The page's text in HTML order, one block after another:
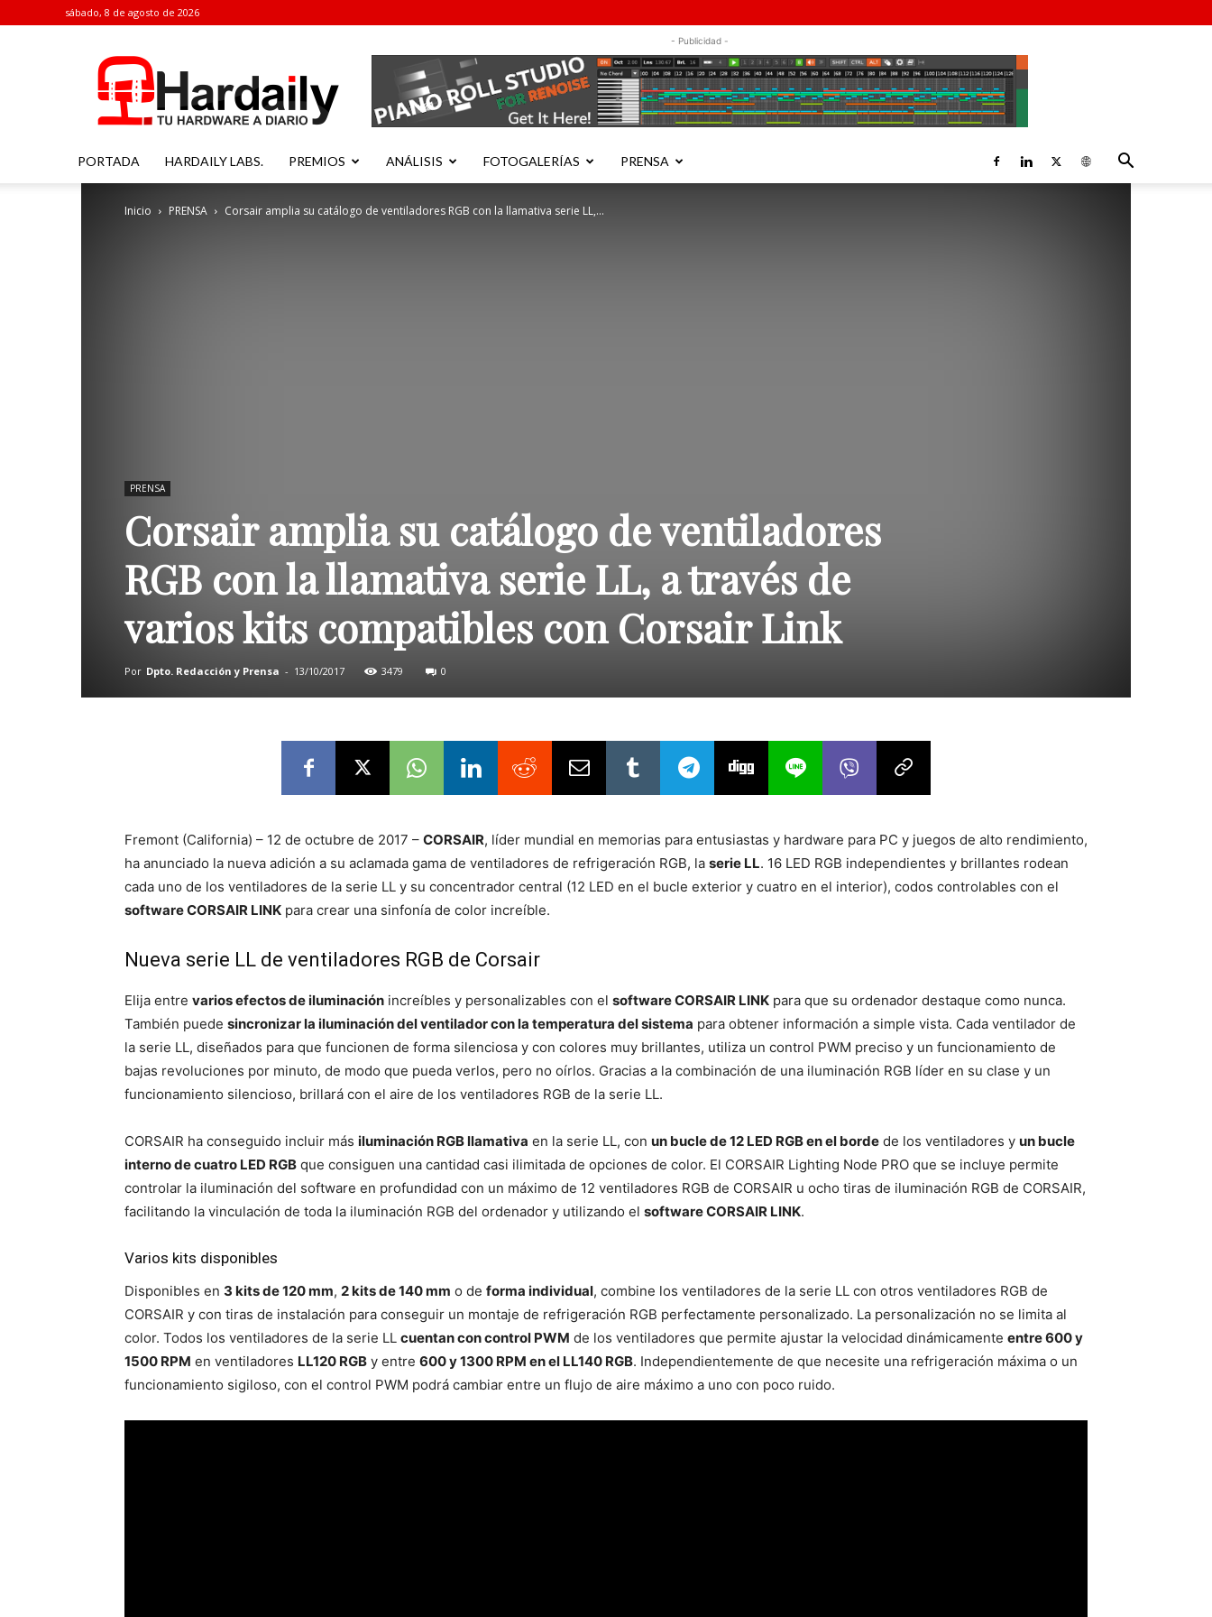
sábado, 8 de agosto de 2026
- Publicidad -
PORTADA HARDAILY LABS. PREMIOS ANÁLISIS FOTOGALERÍAS PRENSA
Inicio PRENSA Corsair amplia su catálogo de ventiladores RGB con la llamativa serie LL,...
PRENSA
Corsair amplia su catálogo de ventiladores
RGB con la llamativa serie LL, a través de
varios kits compatibles con Corsair Link
Por Dpto. Redacción y Prensa - 13/10/2017 3479 0
Fremont (California) – 12 de octubre de 2017 – CORSAIR, líder mundial en memorias para entusiastas y hardware para PC y juegos de alto rendimiento,
ha anunciado la nueva adición a su aclamada gama de ventiladores de refrigeración RGB, la serie LL. 16 LED RGB independientes y brillantes rodean
cada uno de los ventiladores de la serie LL y su concentrador central (12 LED en el bucle exterior y cuatro en el interior), codos controlables con el
software CORSAIR LINK para crear una sinfonía de color increíble.
Nueva serie LL de ventiladores RGB de Corsair
Elija entre varios efectos de iluminación increíbles y personalizables con el software CORSAIR LINK para que su ordenador destaque como nunca.
También puede sincronizar la iluminación del ventilador con la temperatura del sistema para obtener información a simple vista. Cada ventilador de
la serie LL, diseñados para que funcionen de forma silenciosa y con colores muy brillantes, utiliza un control PWM preciso y un funcionamiento de
bajas revoluciones por minuto, de modo que pueda verlos, pero no oírlos. Gracias a la combinación de una iluminación RGB líder en su clase y un
funcionamiento silencioso, brillará con el aire de los ventiladores RGB de la serie LL.
CORSAIR ha conseguido incluir más iluminación RGB llamativa en la serie LL, con un bucle de 12 LED RGB en el borde de los ventiladores y un bucle
interno de cuatro LED RGB que consiguen una cantidad casi ilimitada de opciones de color. El CORSAIR Lighting Node PRO que se incluye permite
controlar la iluminación del software en profundidad con un máximo de 12 ventiladores RGB de CORSAIR u ocho tiras de iluminación RGB de CORSAIR,
facilitando la vinculación de toda la iluminación RGB del ordenador y utilizando el software CORSAIR LINK.
Varios kits disponibles
Disponibles en 3 kits de 120 mm, 2 kits de 140 mm o de forma individual, combine los ventiladores de la serie LL con otros ventiladores RGB de
CORSAIR y con tiras de instalación para conseguir un montaje de refrigeración RGB perfectamente personalizado. La personalización no se limita al
color. Todos los ventiladores de la serie LL cuentan con control PWM de los ventiladores que permite ajustar la velocidad dinámicamente entre 600 y
1500 RPM en ventiladores LL120 RGB y entre 600 y 1300 RPM en el LL140 RGB. Independientemente de que necesite una refrigeración máxima o un
funcionamiento sigiloso, con el control PWM podrá cambiar entre un flujo de aire máximo a uno con poco ruido.